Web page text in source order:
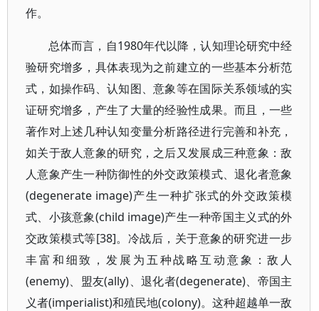
作。
总体而言，自1980年代以降，认知理论研究中经
验研究增多，具体表现为之前建立的一些基本分析范
式，如操作码、认知图、意象等在国际关系领域的实
证研究增多，产生了大量的经验性成果。而且，一些
著作对上述几种认知变量分析路径进行完善和补充，
如关于敌人意象的研究，之后又发展成三种意象：敌
人意象产生一种防御性的外交政策模式、退化者意象
(degenerate image)产生一种扩张式的外交政策模
式、小孩意象(child image)产生一种帝国主义式的外
交政策模式等[38]。冷战后，关于意象的研究进一步
丰富和细致，发展为五种战略互动意象：敌人
(enemy)、盟友(ally)、退化者(degenerate)、帝国主
义者(imperialist)和殖民地(colony)。这种超越单一敌